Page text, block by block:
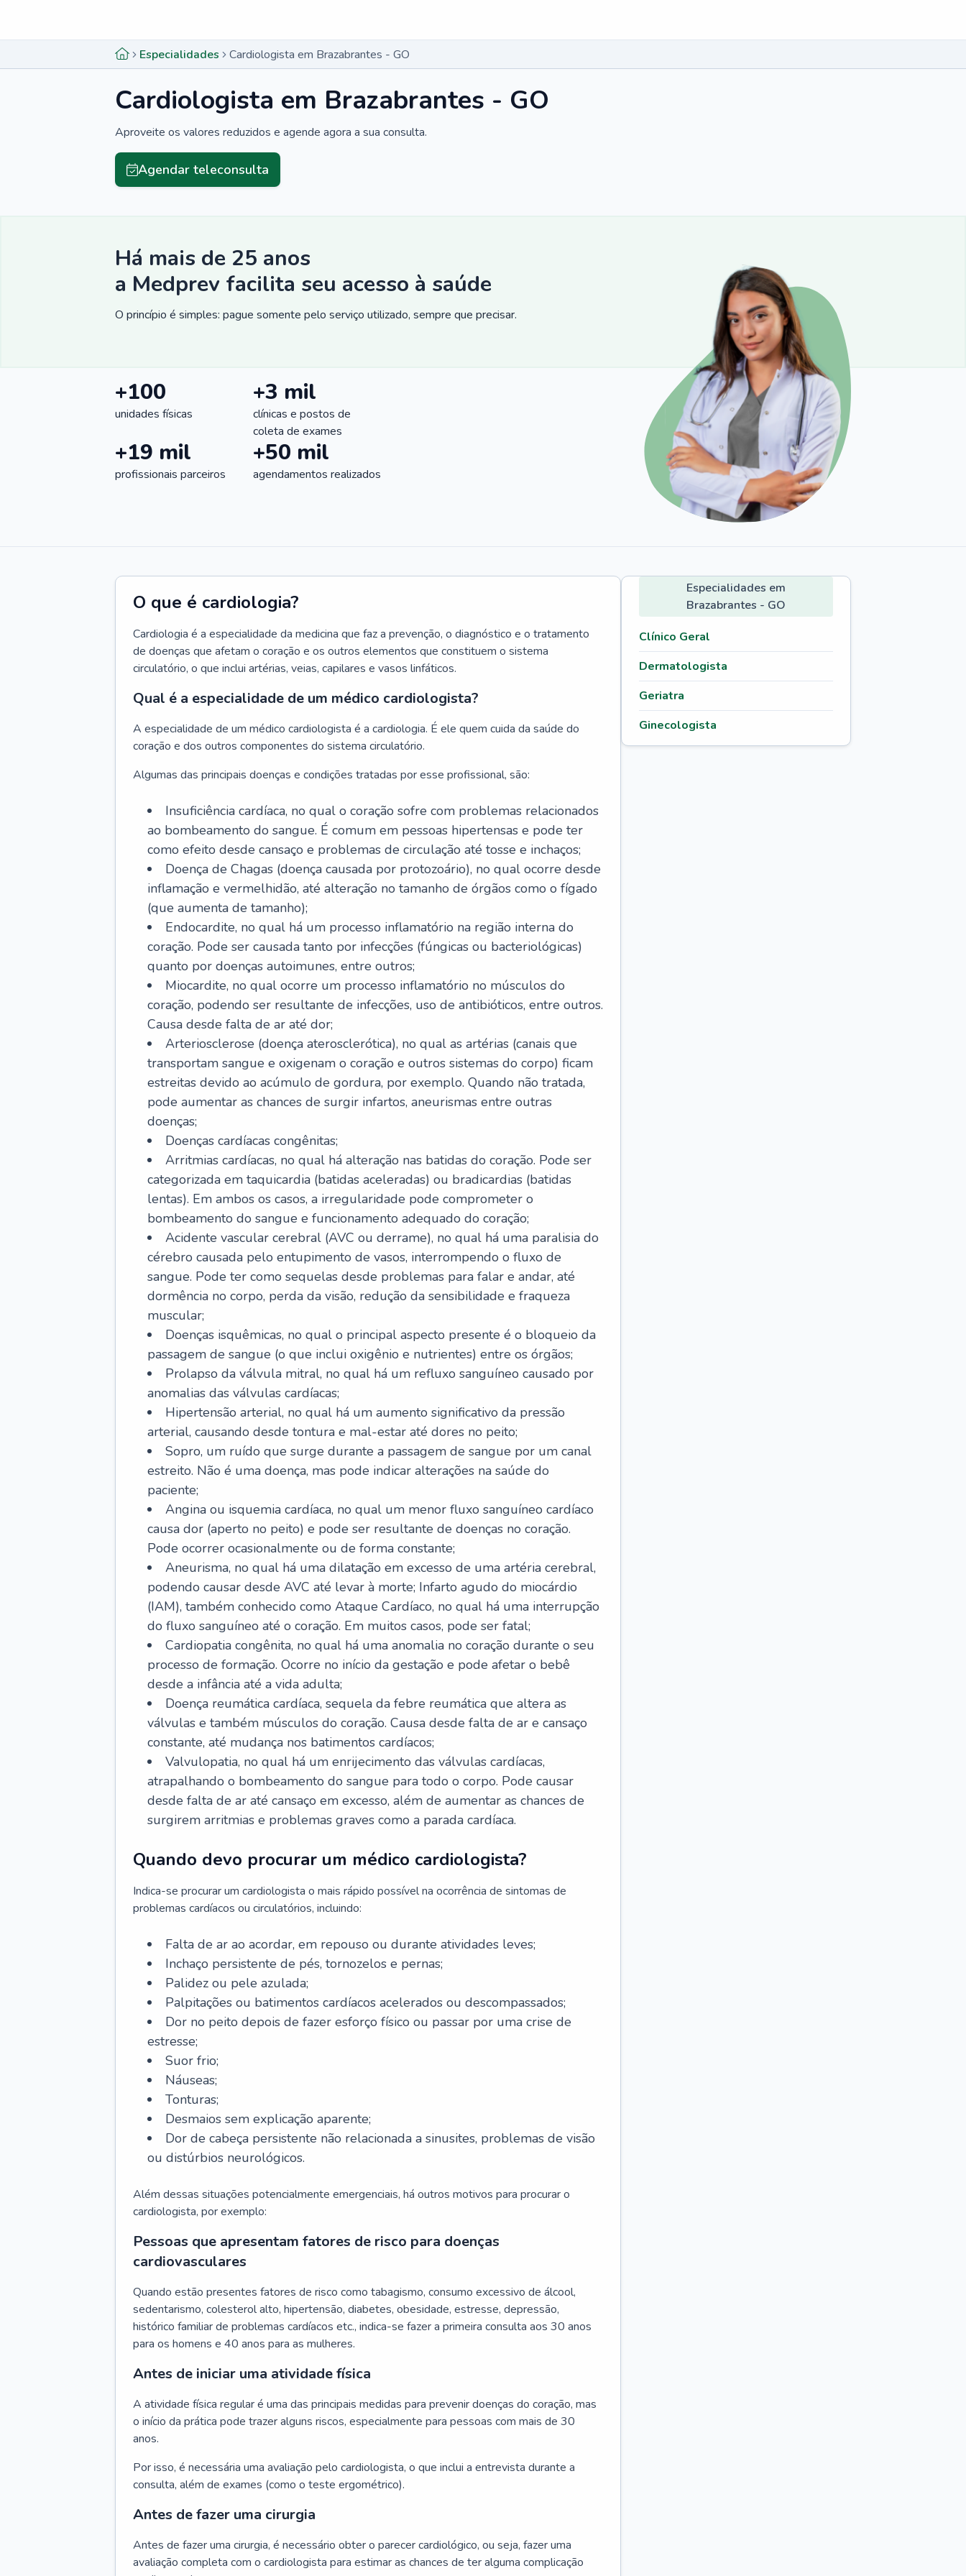
Especialidades Cardiologista em Brazabrantes - GO
Cardiologista em Brazabrantes - GO
Aproveite os valores reduzidos e agende agora a sua consulta.
Agendar teleconsulta
Há mais de 25 anos
a Medprev facilita seu acesso à saúde
O princípio é simples: pague somente pelo serviço utilizado, sempre que precisar.
+100
unidades físicas
+3 mil
clínicas e postos de
coleta de exames
+19 mil
profissionais parceiros
+50 mil
agendamentos realizados
O que é cardiologia?
Cardiologia é a especialidade da medicina que faz a prevenção, o diagnóstico e o tratamento
de doenças que afetam o coração e os outros elementos que constituem o sistema
circulatório, o que inclui artérias, veias, capilares e vasos linfáticos.
Qual é a especialidade de um médico cardiologista?
A especialidade de um médico cardiologista é a cardiologia. É ele quem cuida da saúde do
coração e dos outros componentes do sistema circulatório.
Algumas das principais doenças e condições tratadas por esse profissional, são:
Insuficiência cardíaca, no qual o coração sofre com problemas relacionados
ao bombeamento do sangue. É comum em pessoas hipertensas e pode ter
como efeito desde cansaço e problemas de circulação até tosse e inchaços;
Doença de Chagas (doença causada por protozoário), no qual ocorre desde
inflamação e vermelhidão, até alteração no tamanho de órgãos como o fígado
(que aumenta de tamanho);
Endocardite, no qual há um processo inflamatório na região interna do
coração. Pode ser causada tanto por infecções (fúngicas ou bacteriológicas)
quanto por doenças autoimunes, entre outros;
Miocardite, no qual ocorre um processo inflamatório no músculos do
coração, podendo ser resultante de infecções, uso de antibióticos, entre outros.
Causa desde falta de ar até dor;
Arteriosclerose (doença aterosclerótica), no qual as artérias (canais que
transportam sangue e oxigenam o coração e outros sistemas do corpo) ficam
estreitas devido ao acúmulo de gordura, por exemplo. Quando não tratada,
pode aumentar as chances de surgir infartos, aneurismas entre outras
doenças;
Doenças cardíacas congênitas;
Arritmias cardíacas, no qual há alteração nas batidas do coração. Pode ser
categorizada em taquicardia (batidas aceleradas) ou bradicardias (batidas
lentas). Em ambos os casos, a irregularidade pode comprometer o
bombeamento do sangue e funcionamento adequado do coração;
Acidente vascular cerebral (AVC ou derrame), no qual há uma paralisia do
cérebro causada pelo entupimento de vasos, interrompendo o fluxo de
sangue. Pode ter como sequelas desde problemas para falar e andar, até
dormência no corpo, perda da visão, redução da sensibilidade e fraqueza
muscular;
Doenças isquêmicas, no qual o principal aspecto presente é o bloqueio da
passagem de sangue (o que inclui oxigênio e nutrientes) entre os órgãos;
Prolapso da válvula mitral, no qual há um refluxo sanguíneo causado por
anomalias das válvulas cardíacas;
Hipertensão arterial, no qual há um aumento significativo da pressão
arterial, causando desde tontura e mal-estar até dores no peito;
Sopro, um ruído que surge durante a passagem de sangue por um canal
estreito. Não é uma doença, mas pode indicar alterações na saúde do
paciente;
Angina ou isquemia cardíaca, no qual um menor fluxo sanguíneo cardíaco
causa dor (aperto no peito) e pode ser resultante de doenças no coração.
Pode ocorrer ocasionalmente ou de forma constante;
Aneurisma, no qual há uma dilatação em excesso de uma artéria cerebral,
podendo causar desde AVC até levar à morte; Infarto agudo do miocárdio
(IAM), também conhecido como Ataque Cardíaco, no qual há uma interrupção
do fluxo sanguíneo até o coração. Em muitos casos, pode ser fatal;
Cardiopatia congênita, no qual há uma anomalia no coração durante o seu
processo de formação. Ocorre no início da gestação e pode afetar o bebê
desde a infância até a vida adulta;
Doença reumática cardíaca, sequela da febre reumática que altera as
válvulas e também músculos do coração. Causa desde falta de ar e cansaço
constante, até mudança nos batimentos cardíacos;
Valvulopatia, no qual há um enrijecimento das válvulas cardíacas,
atrapalhando o bombeamento do sangue para todo o corpo. Pode causar
desde falta de ar até cansaço em excesso, além de aumentar as chances de
surgirem arritmias e problemas graves como a parada cardíaca.
Quando devo procurar um médico cardiologista?
Indica-se procurar um cardiologista o mais rápido possível na ocorrência de sintomas de
problemas cardíacos ou circulatórios, incluindo:
Falta de ar ao acordar, em repouso ou durante atividades leves;
Inchaço persistente de pés, tornozelos e pernas;
Palidez ou pele azulada;
Palpitações ou batimentos cardíacos acelerados ou descompassados;
Dor no peito depois de fazer esforço físico ou passar por uma crise de
estresse;
Suor frio;
Náuseas;
Tonturas;
Desmaios sem explicação aparente;
Dor de cabeça persistente não relacionada a sinusites, problemas de visão
ou distúrbios neurológicos.
Além dessas situações potencialmente emergenciais, há outros motivos para procurar o
cardiologista, por exemplo:
Pessoas que apresentam fatores de risco para doenças
cardiovasculares
Quando estão presentes fatores de risco como tabagismo, consumo excessivo de álcool,
sedentarismo, colesterol alto, hipertensão, diabetes, obesidade, estresse, depressão,
histórico familiar de problemas cardíacos etc., indica-se fazer a primeira consulta aos 30 anos
para os homens e 40 anos para as mulheres.
Antes de iniciar uma atividade física
A atividade física regular é uma das principais medidas para prevenir doenças do coração, mas
o início da prática pode trazer alguns riscos, especialmente para pessoas com mais de 30
anos.
Por isso, é necessária uma avaliação pelo cardiologista, o que inclui a entrevista durante a
consulta, além de exames (como o teste ergométrico).
Antes de fazer uma cirurgia
Antes de fazer uma cirurgia, é necessário obter o parecer cardiológico, ou seja, fazer uma
avaliação completa com o cardiologista para estimar as chances de ter alguma complicação
Especialidades em
Brazabrantes - GO
Clínico Geral
Dermatologista
Geriatra
Ginecologista